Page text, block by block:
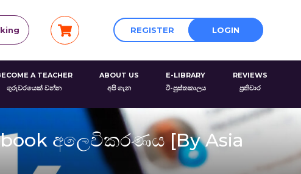
REGISTER LOGIN
A TEACHER
ගුරුවරයෙක් වන්න
ABOUT US
අපි ගැන
E-LIBRARY
ඊ-පුස්තකාලය
REVIEWS
ප්‍රතිචාර
අලෙවිකරණය [By Asia